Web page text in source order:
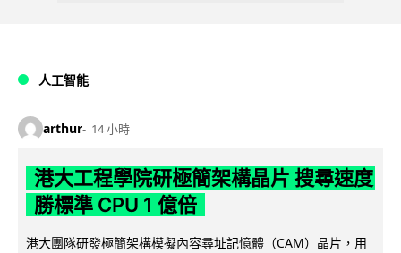
人工智能
arthur 14 小時
港大工程學院研極簡架構晶片 搜尋速度
勝標準 CPU 1 億倍
港大團隊研發極簡架構模擬內容尋址記憶體（CAM）晶片，用